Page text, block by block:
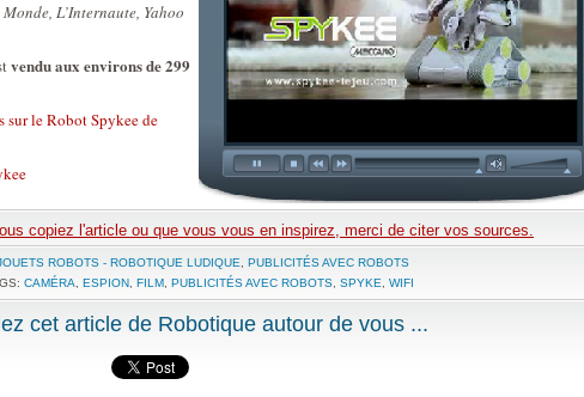
Monde, L’Internaute, Yahoo
vendu aux environs de 299
sur le Robot Spykee de
copiez l'article ou que vous vous en inspirez, merci de citer vos sources.
ROBOTS - ROBOTIQUE LUDIQUE
PUBLICITÉS AVEC ROBOTS
CAMÉRA ESPION FILM PUBLICITÉS AVEC ROBOTS SPYKE WIFI
cet article de Robotique autour de vous ...